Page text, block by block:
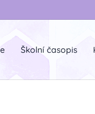
Školní časopis